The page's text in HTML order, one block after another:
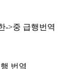
->중 급행번역
번역